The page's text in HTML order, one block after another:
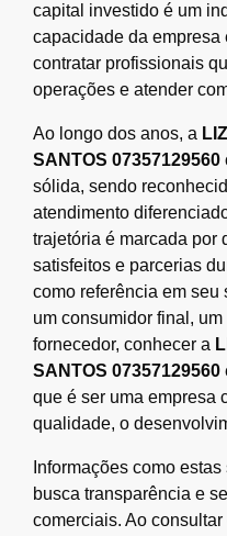
capital investido é um
capacidade da empresa
contratar profissionais
operações e atender
Ao longo dos anos, a
SANTOS 07357129560
sólida, sendo
atendimento
trajetória é marcada por
satisfeitos e parcerias
como referência em seu
um consumidor final,
fornecedor, conhecer a
SANTOS 07357129560
que é ser uma empresa
qualidade, o
Informações como
busca transparência e
comerciais. Ao